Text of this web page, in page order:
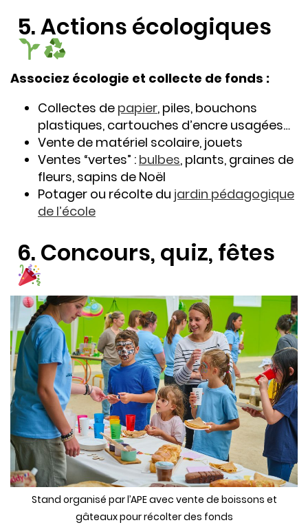
5. Actions écologiques
Associez écologie et collecte de fonds :
Collectes de papier, piles, bouchons
plastiques, cartouches d’encre usagées…
Vente de matériel scolaire, jouets
Ventes “vertes” : bulbes, plants, graines de
fleurs, sapins de Noël
Potager ou récolte du jardin pédagogique
de l’école
6. Concours, quiz, fêtes
Stand organisé par l’APE avec vente de boissons et
gâteaux pour récolter des fonds